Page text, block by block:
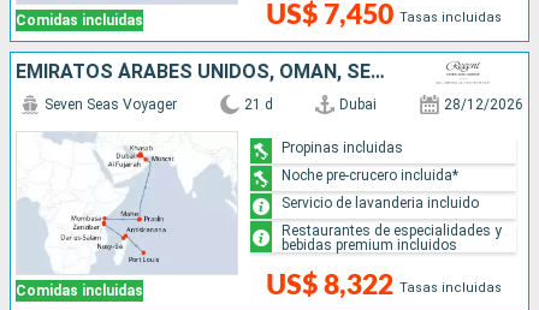
Comidas incluidas US$ 7,450 Tasas incluidas
EMIRATOS ÁRABES UNIDOS, OMAN, SEYCHELLES, KENIA, TANZANIA, MADAGASCAR, MAURICE
Comidas incluidas
Seven Seas Voyager 21 d Dubai 28/12/2026
US$ 8,322 Tasas incluidas
Propinas incluidas
Noche pre-crucero incluida*
Servicio de lavanderia incluido
Restaurantes de especialidades y
bebidas premium incluidos